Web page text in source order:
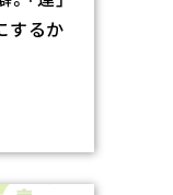
するか